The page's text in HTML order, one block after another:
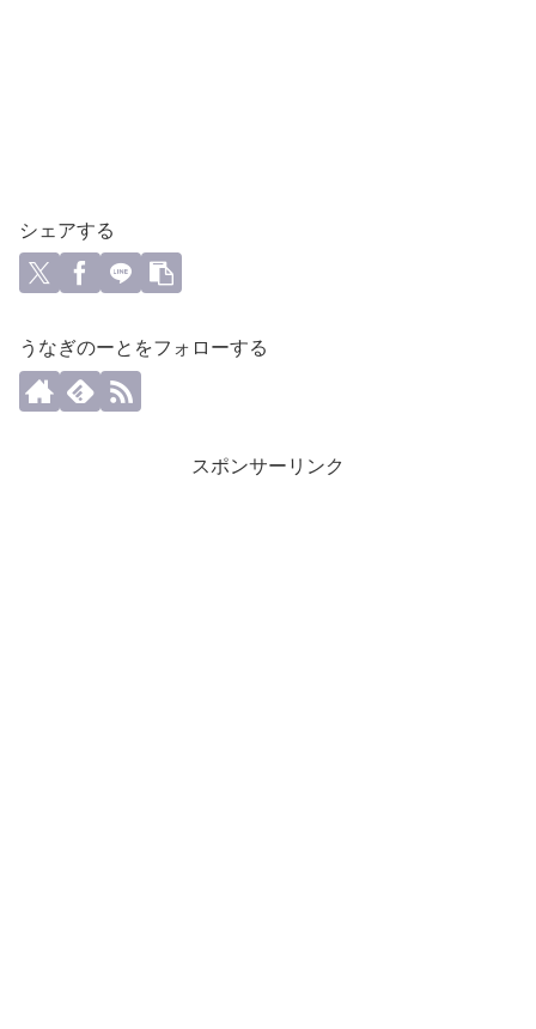
シェアする
うなぎのーとをフォローする
スポンサーリンク